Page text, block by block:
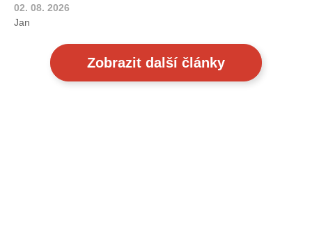
02. 08. 2026
Jan
Zobrazit další články